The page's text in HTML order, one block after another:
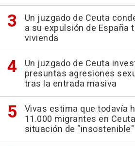
Un juzgado de Ceuta
a su expulsión de España
vivienda
Un juzgado de Ceuta
presuntas agresiones
tras la entrada masiva
Vivas estima que todavía
11.000 migrantes en
situación de "insostenible"